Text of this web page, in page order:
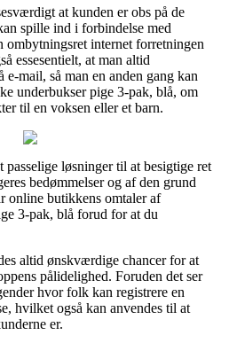
at kunden er obs på de
spille ind i forbindelse med
internet forretningen
essesentielt, at man altid
mail, så man en anden gang kan
underbukser pige 3-pak, blå, om
til en voksen eller et barn.
løsninger til at besigtige ret
bedømmelser og af den grund
online butikkens omtaler af
3-pak, blå forud for at du
altid ønskværdige chancer for at
pålidelighed. Foruden det ser
hvor folk kan registrere en
hvilket også kan anvendes til at
er.